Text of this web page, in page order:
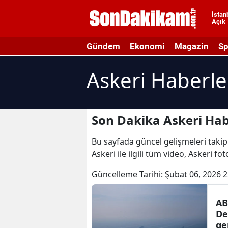
Açık
Gündem Ekonomi Magazin
Askeri
Son Dakika Askeri
Bu sayfada güncel gelişmeleri
Askeri ile ilgili tüm video, Askeri
Güncelleme Tarihi: Şubat 06, 2026